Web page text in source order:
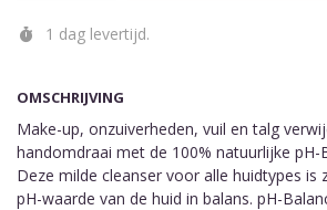
OMSCHRIJVING
Make-up, onzuiverheden, vuil en talg
handomdraai met de 100% natuurlijke pH-
Deze milde cleanser voor alle huidtypes is
pH-waarde van de huid in balans. pH-
1 dag levertijd.